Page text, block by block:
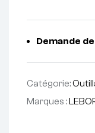
Demande
Catégorie:
Marques :